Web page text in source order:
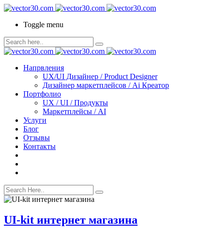
Toggle menu
Напрвления
UX/UI Дизайнер / Product Designer
Дизайнер маркетплейсов / Ai Креатор
Портфолио
UX / UI / Продукты
Маркетплейсы / AI
Услуги
Блог
Отзывы
Контакты
UI-kit интернет магазина